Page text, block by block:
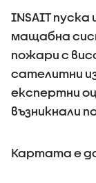
INSAIT пуска
мащабна
пожари с
сателитни
експертни
възникнали
Картата е